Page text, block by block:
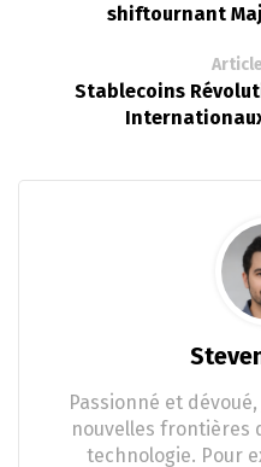
shiftournant
Stablecoins
Passionné et
nouvelles frontières
technologie. Pour